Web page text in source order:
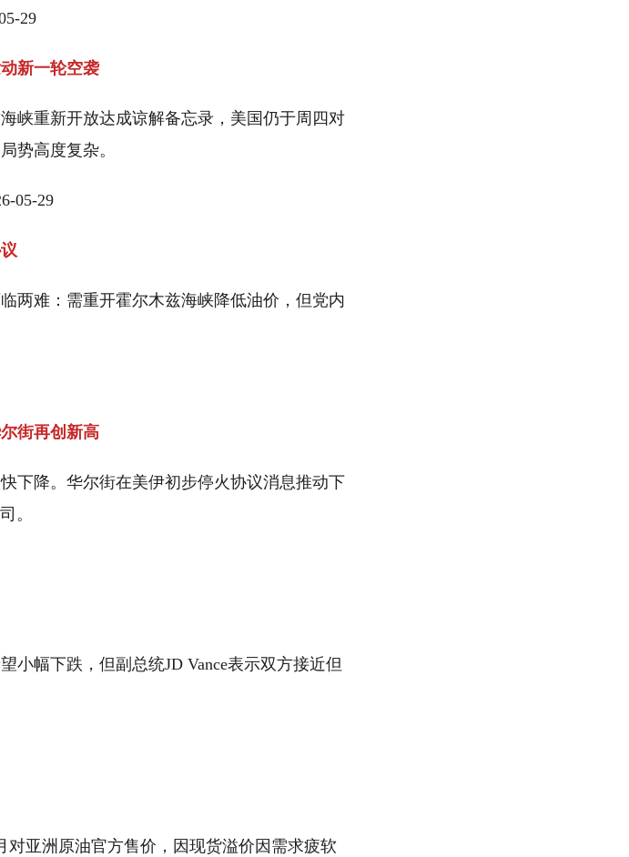
29
新一轮空袭
峡重新开放达成谅解备忘录，美国仍于周四对
势高度复杂。
05-29
两难：需重开霍尔木兹海峡降低油价，但党内
街再创新高
下降。华尔街在美伊初步停火协议消息推动下
。
小幅下跌，但副总统JD Vance表示双方接近但
亚洲原油官方售价，因现货溢价因需求疲软